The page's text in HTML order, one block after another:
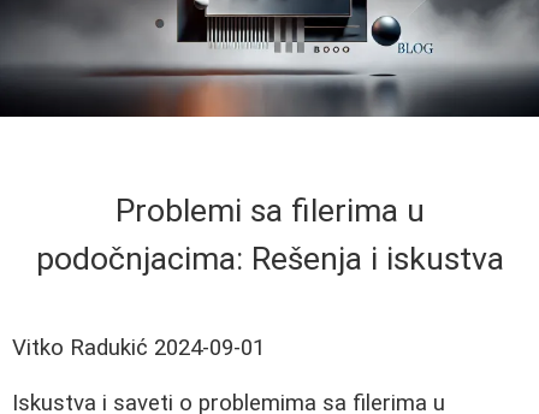
Problemi sa filerima u
podočnjacima: Rešenja i iskustva
Vitko Radukić 2024-09-01
Iskustva i saveti o problemima sa filerima u